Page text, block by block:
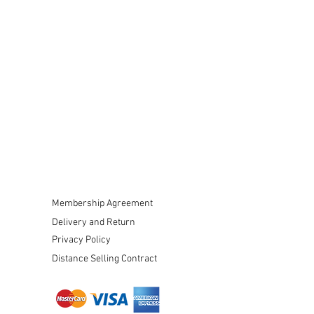
Membership Agreement
Delivery and Return
Privacy Policy
Distance Selling Contract